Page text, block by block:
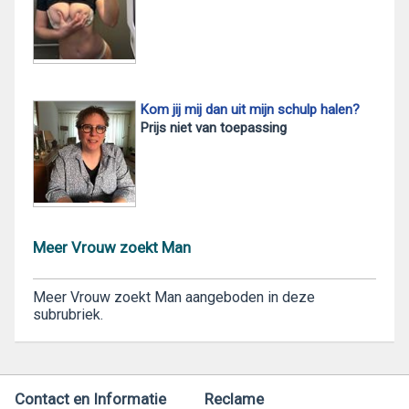
Kom jij mij dan uit mijn schulp halen?
Prijs niet van toepassing
Meer Vrouw zoekt Man
Meer Vrouw zoekt Man aangeboden in deze
subrubriek.
Contact en Informatie Reclame